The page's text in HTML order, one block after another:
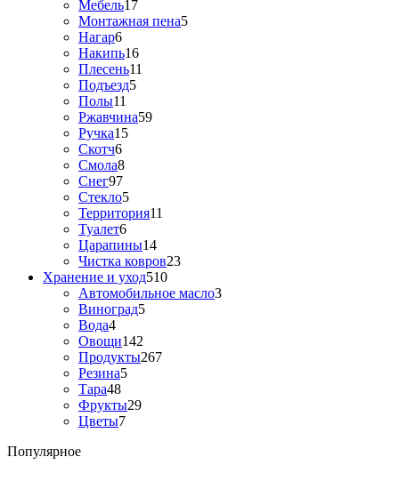
Мебель17
Монтажная пена5
Нагар6
Накипь16
Плесень11
Подъезд5
Полы11
Ржавчина59
Ручка15
Скотч6
Смола8
Снег97
Стекло5
Территория11
Туалет6
Царапины14
Чистка ковров23
Хранение и уход510
Автомобильное масло3
Виноград5
Вода4
Овощи142
Продукты267
Резина5
Тара48
Фрукты29
Цветы7
Популярное